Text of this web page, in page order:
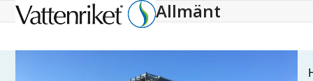
Open
menu
Close
menu
Allmänt